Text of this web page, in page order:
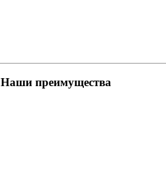
Наши преимущества